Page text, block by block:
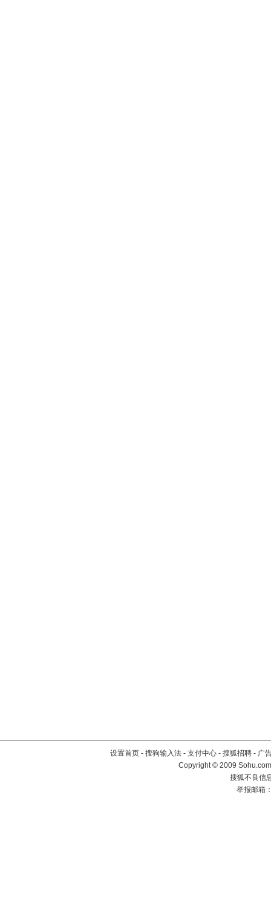
设置首页 - 搜狗输入法 - 支付中心 - 搜狐招聘 - 广
Copyright © 2009
搜狐不良信
举报邮箱